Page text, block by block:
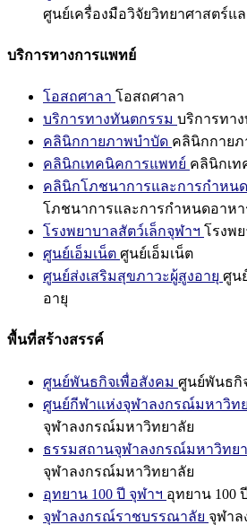
ศูนย์เครื่องมือวิจัยวิทยาศาสตร์แล
บริการทางการแพทย์
โอสถศาลา โอสถศาลา
บริการทางทันตกรรม บริการทา
คลินิกกายภาพบำบัด คลินิกกาย
คลินิกเทคนิคการแพทย์ คลินิกเ
คลินิกโภชนาการและการกำหน
โภชนาการและการกำหนดอาหา
โรงพยาบาลสัตว์เล็กจุฬาฯ โรงพ
ศูนย์เอ็มเน็ต ศูนย์เอ็มเน็ต
ศูนย์ส่งเสริมสุขภาวะผู้สูงอายุ ศูน
อายุ
พื้นที่สร้างสรรค์
ศูนย์พันธกิจเพื่อสังคม ศูนย์พันธกิ
ศูนย์กีฬาแห่งจุฬาลงกรณ์มหาวิท
จุฬาลงกรณ์มหาวิทยาลัย
ธรรมสถานจุฬาลงกรณ์มหาวิทย
จุฬาลงกรณ์มหาวิทยาลัย
อุทยาน 100 ปี จุฬาฯ อุทยาน 100
จุฬาลงกรณ์ราชบรรณาลัย จุฬา